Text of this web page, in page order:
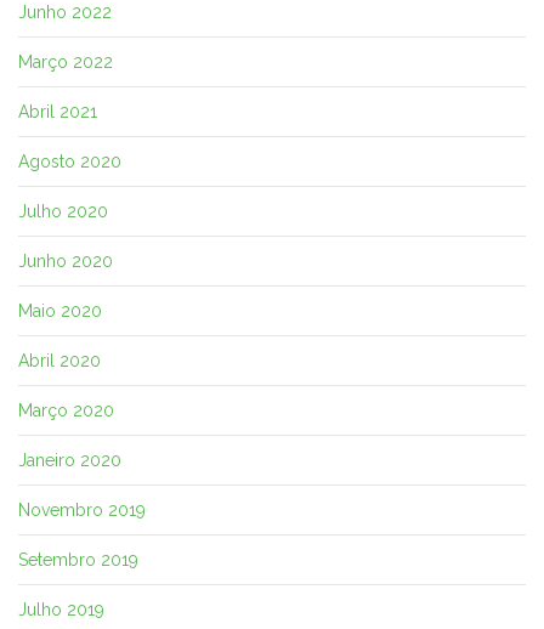
Junho 2022
Março 2022
Abril 2021
Agosto 2020
Julho 2020
Junho 2020
Maio 2020
Abril 2020
Março 2020
Janeiro 2020
Novembro 2019
Setembro 2019
Julho 2019